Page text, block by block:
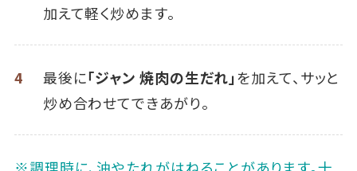
加えて軽く炒めます。
4 最後に「ジャン 焼肉の生だれ」を加えて、サッと
炒め合わせてできあがり。